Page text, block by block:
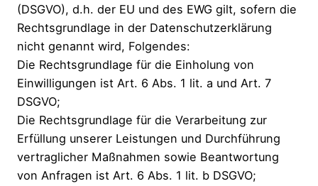
(DSGVO), d.h. der EU und des EWG gilt, sofern die
Rechtsgrundlage in der Datenschutzerklärung
nicht genannt wird, Folgendes:
Die Rechtsgrundlage für die Einholung von
Einwilligungen ist Art. 6 Abs. 1 lit. a und Art. 7
DSGVO;
Die Rechtsgrundlage für die Verarbeitung zur
Erfüllung unserer Leistungen und Durchführung
vertraglicher Maßnahmen sowie Beantwortung
von Anfragen ist Art. 6 Abs. 1 lit. b DSGVO;